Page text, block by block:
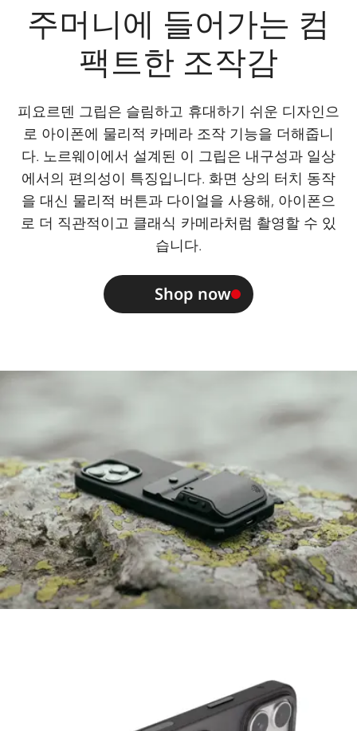
주머니에 들어가는 컴
팩트한 조작감
피요르덴 그립은 슬림하고 휴대하기 쉬운 디자인으
로 아이폰에 물리적 카메라 조작 기능을 더해줍니
다. 노르웨이에서 설계된 이 그립은 내구성과 일상
에서의 편의성이 특징입니다. 화면 상의 터치 동작
을 대신 물리적 버튼과 다이얼을 사용해, 아이폰으
로 더 직관적이고 클래식 카메라처럼 촬영할 수 있
습니다.
Shop now